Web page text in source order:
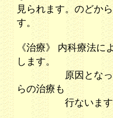
見られます。のどか
す。
《治療》 内科療法
します。
原因となってい
らの治療も
行ないます